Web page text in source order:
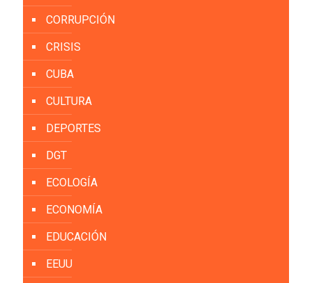
CORRUPCIÓN
CRISIS
CUBA
CULTURA
DEPORTES
DGT
ECOLOGÍA
ECONOMÍA
EDUCACIÓN
EEUU